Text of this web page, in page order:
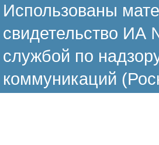
Использованы
свидетельство
службой по
коммуникаций